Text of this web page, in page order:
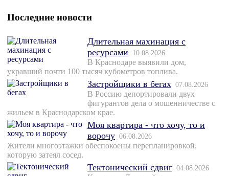
Последние новости
Длительная махинация с
ресурсами
10.08.2026
В Краснодаре выявили дом,
укравший почти 100 тысяч кубометров топлива.
Застройщики в бегах 07.08.2026
В Россию депортировали двух
фигурантов дела о мошенничестве с
жильем в Краснодарском крае.
Моя квартира - что хочу, то и
ворочу 06.08.2026
Жители многоэтажки обеспокоены перепланировкой,
которую затеял сосед.
Тектонический сдвиг 04.08.2026